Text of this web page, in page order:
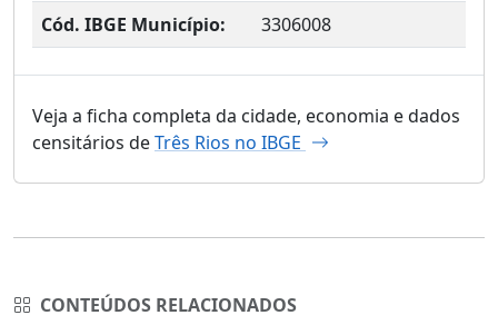
Cód. IBGE Município: 3306008
Veja a ficha completa da cidade, economia e dados
censitários deTrês Rios no IBGE
CONTEÚDOS RELACIONADOS